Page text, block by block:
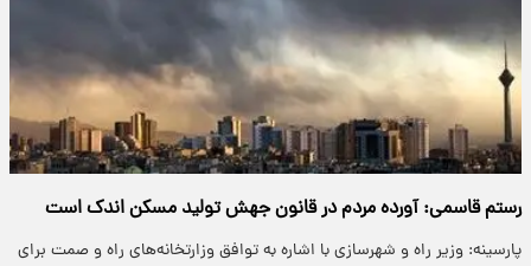
رستم قاسمی: آورده مردم در قانون جهش تولید مسکن اندک است
پارسینه: وزیر راه و شهرسازی با اشاره به توافق وزارتخانه‌های راه و صمت برای